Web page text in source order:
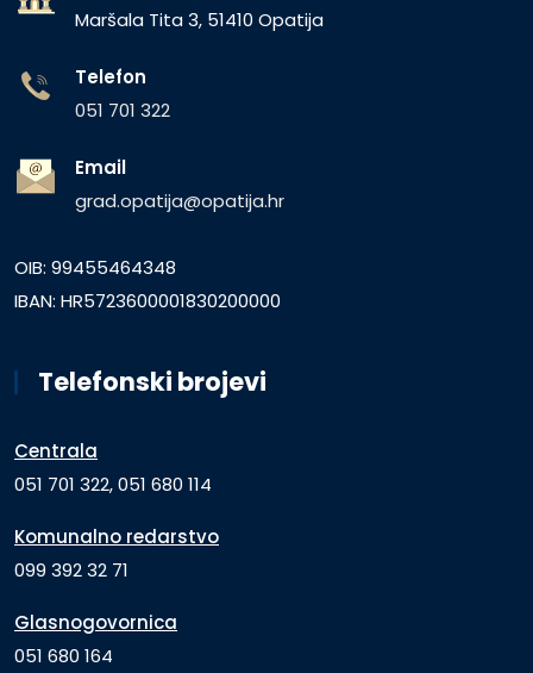
Maršala Tita 3, 51410 Opatija
Telefon
051 701 322
Email
grad.opatija@opatija.hr
OIB: 99455464348
IBAN: HR5723600001830200000
Telefonski brojevi
Centrala
051 701 322, 051 680 114
Komunalno redarstvo
099 392 32 71
Glasnogovornica
051 680 164